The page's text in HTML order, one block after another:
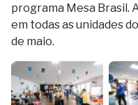
programa Mesa Brasil.
em todas as unidades
de maio.